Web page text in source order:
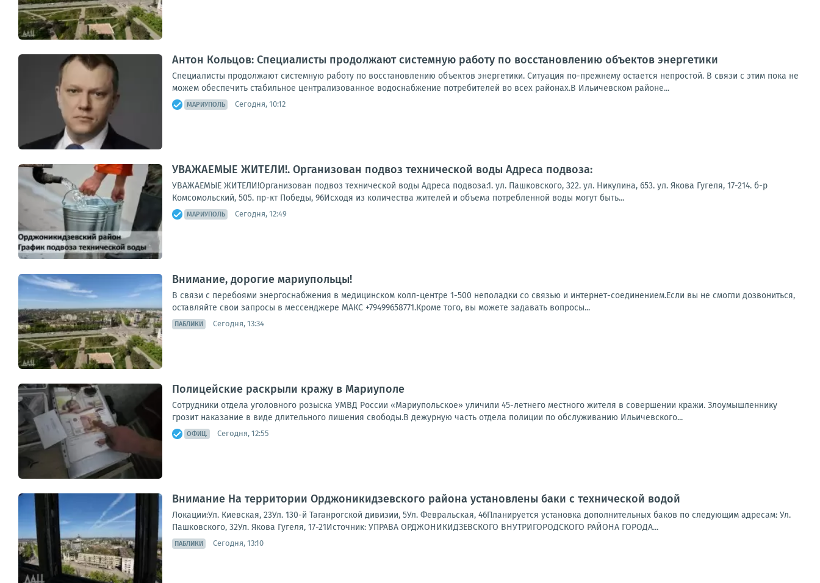
Антон Кольцов: Специалисты продолжают системную работу по восстановлению объектов энергетики
Специалисты продолжают системную работу по восстановлению объектов энергетики. Ситуация по-прежнему остается непростой. В связи с этим пока не
можем обеспечить стабильное централизованное водоснабжение потребителей во всех районах.В Ильичевском районе...
МАРИУПОЛЬ Сегодня, 10:12
УВАЖАЕМЫЕ ЖИТЕЛИ!. Организован подвоз технической воды Адреса подвоза:
УВАЖАЕМЫЕ ЖИТЕЛИ!Организован подвоз технической воды Адреса подвоза:1. ул. Пашковского, 322. ул. Никулина, 653. ул. Якова Гугеля, 17-214. б-р
Комсомольский, 505. пр-кт Победы, 96Исходя из количества жителей и объема потребленной воды могут быть...
МАРИУПОЛЬ Сегодня, 12:49
Внимание, дорогие мариупольцы!
В связи с перебоями энергоснабжения в медицинском колл-центре 1-500 неполадки со связью и интернет-соединением.Если вы не смогли дозвониться,
оставляйте свои запросы в мессенджере МАКС +79499658771.Кроме того, вы можете задавать вопросы...
ПАБЛИКИ Сегодня, 13:34
Полицейские раскрыли кражу в Мариуполе
Сотрудники отдела уголовного розыска УМВД России «Мариупольское» уличили 45-летнего местного жителя в совершении кражи. Злоумышленнику
грозит наказание в виде длительного лишения свободы.В дежурную часть отдела полиции по обслуживанию Ильичевского...
ОФИЦ. Сегодня, 12:55
Внимание На территории Орджоникидзевского района установлены баки с технической водой
Локации:Ул. Киевская, 23Ул. 130-й Таганрогской дивизии, 5Ул. Февральская, 46Планируется установка дополнительных баков по следующим адресам: Ул.
Пашковского, 32Ул. Якова Гугеля, 17-21Источник: УПРАВА ОРДЖОНИКИДЗЕВСКОГО ВНУТРИГОРОДСКОГО РАЙОНА ГОРОДА...
ПАБЛИКИ Сегодня, 13:10